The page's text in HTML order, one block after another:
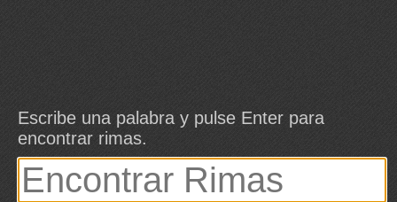
Escribe una palabra y pulse Enter para
encontrar rimas.